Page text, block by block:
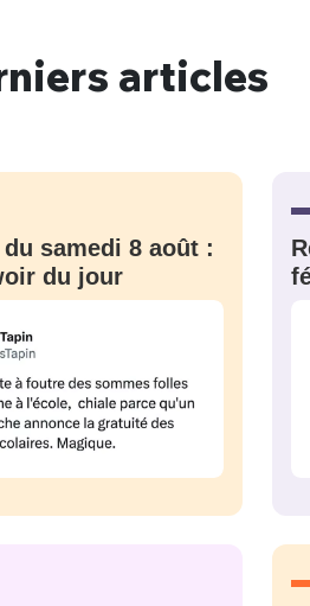
articles
samedi 8 août :
du jour
*
vous